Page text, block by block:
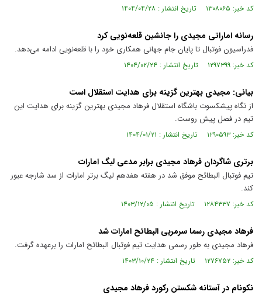
کد خبر: ۱۳۰۸۰۶۵ تاریخ انتشار : ۱۴۰۴/۰۴/۲۸
رسانه اماراتی مجیدی را جانشین قلعه‌نویی کرد
فدراسیون فوتبال تا پایان جام جهانی همکاری خود را با قلعه‌نویی ادامه می‌دهد.
کد خبر: ۱۲۹۷۳۹۹ تاریخ انتشار : ۱۴۰۴/۰۲/۲۴
بیانی: مجیدی بهترین گزینه برای هدایت استقلال است
از نگاه پیشکسوت باشگاه استقلال فرهاد مجیدی بهترین گزینه برای هدایت این
تیم در فصل پیش روست.
کد خبر: ۱۲۹۰۵۹۳ تاریخ انتشار : ۱۴۰۴/۰۱/۲۱
برتری شاگردان فرهاد مجیدی برابر مدعی لیگ امارات
تیم فوتبال البطائح موفق شد در هفته هفدهم لیگ برتر امارات از سد شارجه عبور
کند.
کد خبر: ۱۲۸۴۳۳۷ تاریخ انتشار : ۱۴۰۳/۱۲/۰۵
فرهاد مجیدی رسما سرمربی البطائح امارات شد
فرهاد مجیدی به طور رسمی هدایت تیم فوتبال البطائح امارات را برعهده گرفت.
کد خبر: ۱۲۷۶۷۵۲ تاریخ انتشار : ۱۴۰۳/۱۰/۲۴
نکونام در آستانه شکستن رکورد فرهاد مجیدی